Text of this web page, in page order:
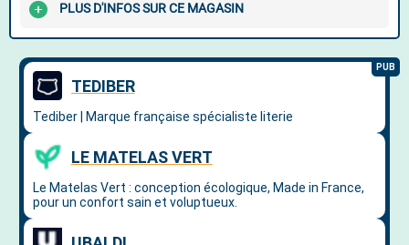
PLUS D'INFOS SUR CE MAGASIN